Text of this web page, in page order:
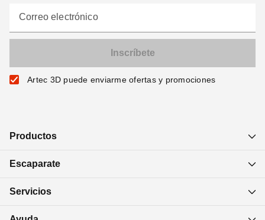
Correo electrónico
Artec 3D puede enviarme ofertas y promociones
Productos
Escaparate
Servicios